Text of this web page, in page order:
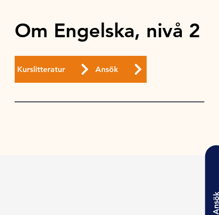
Om Engelska, nivå 2
Kurslitteratur Ansök